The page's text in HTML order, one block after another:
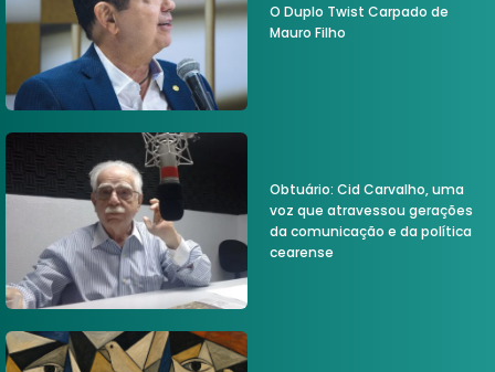
O Duplo Twist Carpado de
Mauro Filho
Obtuário: Cid Carvalho, uma
voz que atravessou gerações
da comunicação e da política
cearense